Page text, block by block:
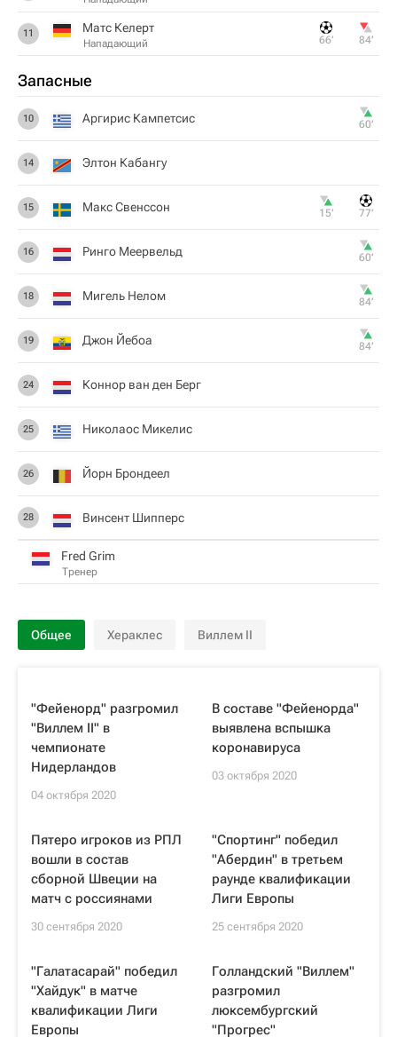
11 Матс Келерт
Нападающий 66‎’‎ 84‎’‎
Запасные
10 Аргирис Кампетсис 60‎’‎
14 Элтон Кабангу
15 Макс Свенссон 15‎’‎ 77‎’‎
16 Ринго Меервельд 60‎’‎
18 Мигель Нелом 84‎’‎
19 Джон Йебоа 84‎’‎
24 Коннор ван ден Берг
25 Николаос Микелис
26 Йорн Брондеел
28 Винсент Шипперс
Fred Grim
Тренер
Общее Хераклес Виллем II
"Фейенорд" разгромил
"Виллем II" в
чемпионате
Нидерландов
04 октября 2020
В составе "Фейенорда"
выявлена вспышка
коронавируса
03 октября 2020
Пятеро игроков из РПЛ
вошли в состав
сборной Швеции на
матч с россиянами
30 сентября 2020
"Спортинг" победил
"Абердин" в третьем
раунде квалификации
Лиги Европы
25 сентября 2020
"Галатасарай" победил
"Хайдук" в матче
квалификации Лиги
Европы
Голландский "Виллем"
разгромил
люксембургский
"Прогрес"